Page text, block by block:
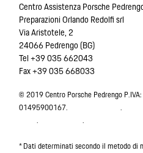
Centro Assistenza Porsche
Preparazioni Orlando Redolfi srl
Via Aristotele, 2
24066 Pedrengo (BG)
Tel +39 035 662043
Fax +39 035 668033
© 2019 Centro Porsche Pedrengo P.IVA:
01495900167.
.
. .
* Dati determinati secondo il metodo di